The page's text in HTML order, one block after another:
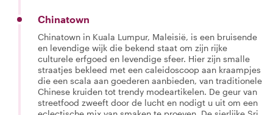
Chinatown
Chinatown in Kuala Lumpur, Maleisië, is een bruisende
en levendige wijk die bekend staat om zijn rijke
culturele erfgoed en levendige sfeer. Hier zijn smalle
straatjes bekleed met een caleidoscoop aan kraampjes
die een scala aan goederen aanbieden, van traditionele
Chinese kruiden tot trendy modeartikelen. De geur van
streetfood zweeft door de lucht en nodigt u uit om een